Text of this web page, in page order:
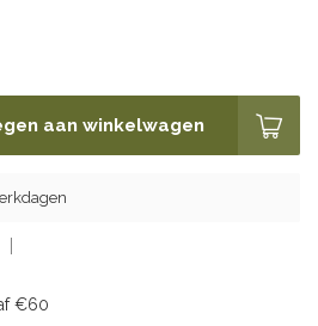
aan winkelwagen
€60